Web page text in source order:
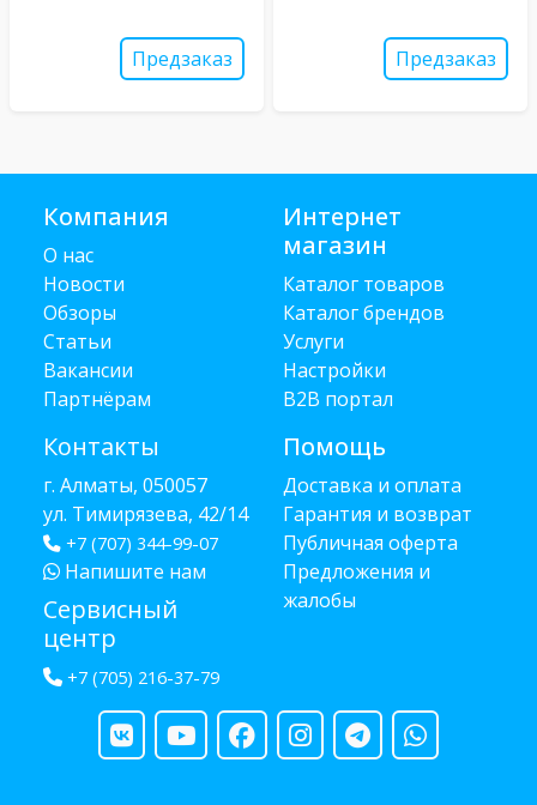
Предзаказ Предзаказ
Компания
О нас
Новости
Обзоры
Статьи
Вакансии
Партнёрам
Контакты
г. Алматы, 050057
ул. Тимирязева, 42/14
+7 (707) 344-99-07
Напишите нам
Сервисный
центр
+7 (705) 216-37-79
Интернет
магазин
Каталог товаров
Каталог брендов
Услуги
Настройки
B2B портал
Помощь
Доставка и оплата
Гарантия и возврат
Публичная оферта
Предложения и
жалобы